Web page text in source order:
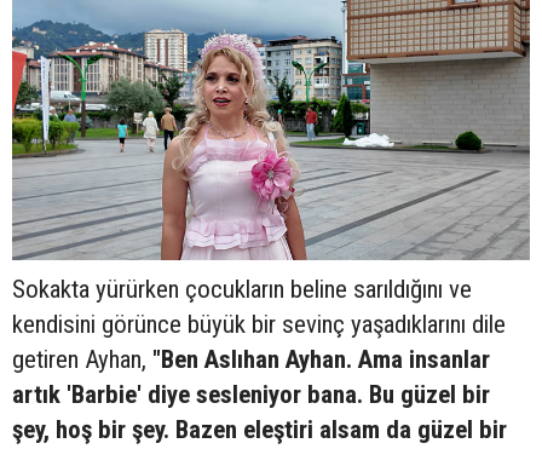
Sokakta yürürken çocukların beline sarıldığını ve
kendisini görünce büyük bir sevinç yaşadıklarını dile
getiren Ayhan, "Ben Aslıhan Ayhan. Ama insanlar
artık 'Barbie' diye sesleniyor bana. Bu güzel bir
şey, hoş bir şey. Bazen eleştiri alsam da güzel bir